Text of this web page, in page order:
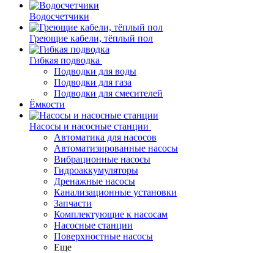
Водосчетчики
Греющие кабели, тёплый пол
Гибкая подводка
Подводки для воды
Подводки для газа
Подводки для смесителей
Ёмкости
Насосы и насосные станции
Автоматика для насосов
Автоматизированные насосы
Вибрационные насосы
Гидроаккумуляторы
Дренажные насосы
Канализационные установки
Запчасти
Комплектующие к насосам
Насосные станции
Поверхностные насосы
Еще